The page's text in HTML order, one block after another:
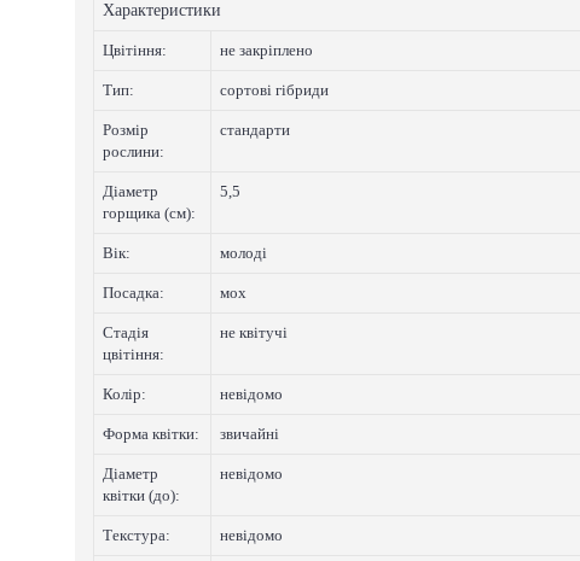
Характеристики
Цвiтiння: не закріплено
Тип: сортові гібриди
Розмір
рослини:
стандарти
Діаметр
горщика (см):
5,5
Вік: молоді
Посадка: мох
Стадія
цвітіння:
не квітучі
Колip: невідомо
Форма квітки: звичайні
Діаметр
квітки (до):
невідомо
Текстура: невідомо